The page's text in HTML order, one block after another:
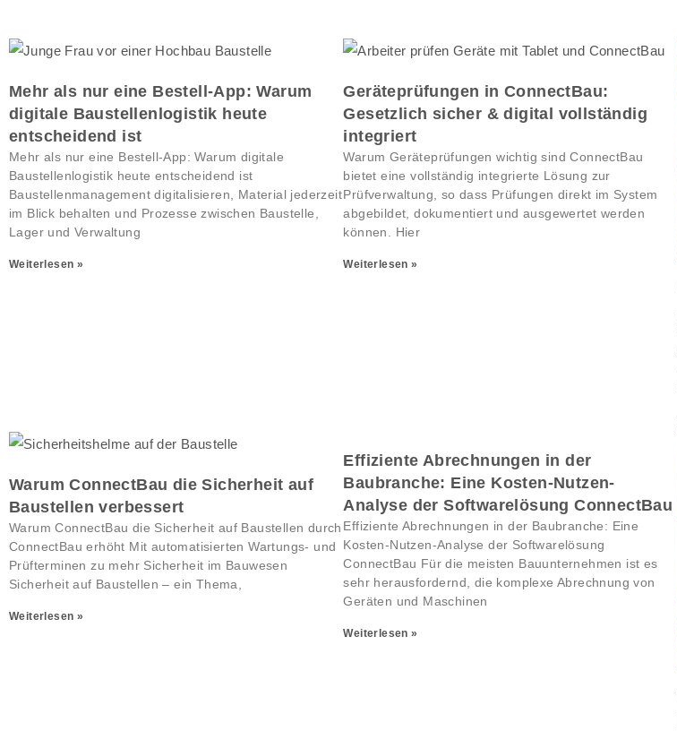
Mehr als nur eine Bestell-App: Warum
digitale Baustellenlogistik heute
entscheidend ist
Mehr als nur eine Bestell-App: Warum digitale
Baustellenlogistik heute entscheidend ist
Baustellenmanagement digitalisieren, Material jederzeit
im Blick behalten und Prozesse zwischen Baustelle,
Lager und Verwaltung
Weiterlesen »
Geräteprüfungen in ConnectBau:
Gesetzlich sicher & digital vollständig
integriert
Warum Geräteprüfungen wichtig sind ConnectBau
bietet eine vollständig integrierte Lösung zur
Prüfverwaltung, so dass Prüfungen direkt im System
abgebildet, dokumentiert und ausgewertet werden
können. Hier
Weiterlesen »
Warum ConnectBau die Sicherheit auf
Baustellen verbessert
Warum ConnectBau die Sicherheit auf Baustellen durch
ConnectBau erhöht Mit automatisierten Wartungs- und
Prüfterminen zu mehr Sicherheit im Bauwesen
Sicherheit auf Baustellen – ein Thema,
Weiterlesen »
Effiziente Abrechnungen in der
Baubranche: Eine Kosten-Nutzen-
Analyse der Softwarelösung ConnectBau
Effiziente Abrechnungen in der Baubranche: Eine
Kosten-Nutzen-Analyse der Softwarelösung
ConnectBau Für die meisten Bauunternehmen ist es
sehr herausfordernd, die komplexe Abrechnung von
Geräten und Maschinen
Weiterlesen »